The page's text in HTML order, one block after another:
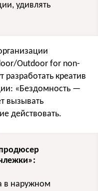
удивлять
Outdoor for non-
креатив
«Бездомность —
вызывать
действовать.
в наружном